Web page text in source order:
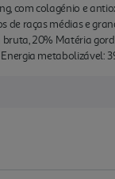
com colagénio e
de raças médias e
20% Matéria
metabolizável: